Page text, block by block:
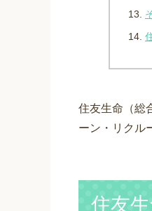
住友生命（総
ーン・リクル
住友